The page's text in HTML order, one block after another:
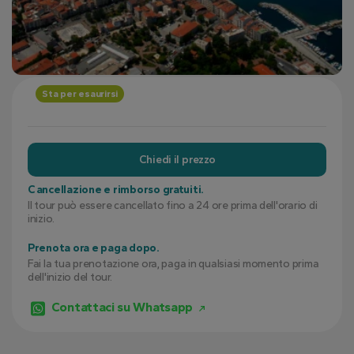
Sta per esaurirsi
Chiedi il prezzo
Cancellazione e rimborso gratuiti.
Il tour può essere cancellato fino a 24 ore prima dell'orario di
inizio.
Prenota ora e paga dopo.
Fai la tua prenotazione ora, paga in qualsiasi momento prima
dell'inizio del tour.
Contattaci su Whatsapp